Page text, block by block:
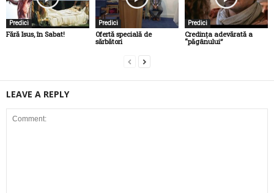
Predici
Fără Isus, în Sabat!
Predici
Ofertă specială de
sărbători
Predici
Credința adevărată a
“păgânului”
LEAVE A REPLY